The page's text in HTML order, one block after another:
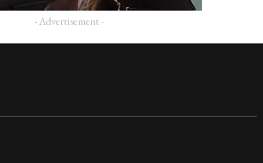
- Advertisement -